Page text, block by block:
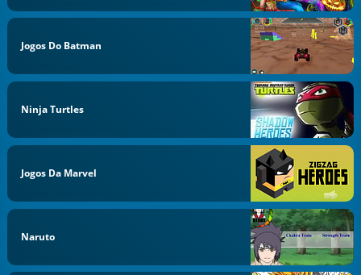
Jogos Do Batman
Ninja Turtles
Jogos Da Marvel
Naruto